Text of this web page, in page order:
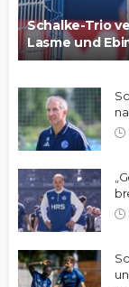
Schalke-Trio
Lasme und